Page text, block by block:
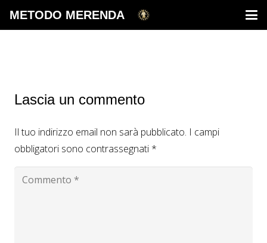
METODO MERENDA
Lascia un commento
Il tuo indirizzo email non sarà pubblicato. I campi
obbligatori sono contrassegnati *